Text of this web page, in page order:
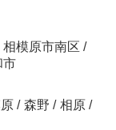
相模原市南区 /
市
/ 森野 / 相原 /